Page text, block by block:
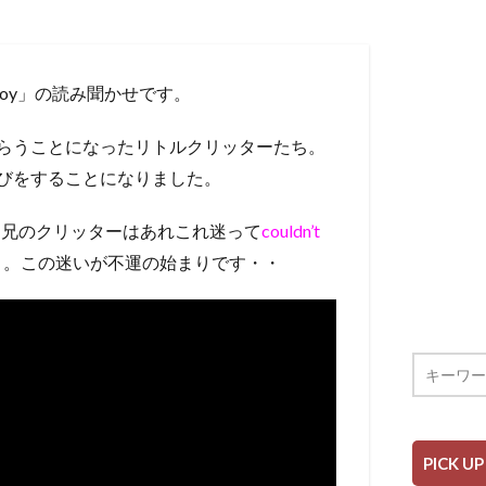
」の読み聞かせです。
ことになったリトルクリッターたち。
することになりました。
のクリッターはあれこれ迷ってcouldn’t
この迷いが不運の始まりです・・
PICK UP